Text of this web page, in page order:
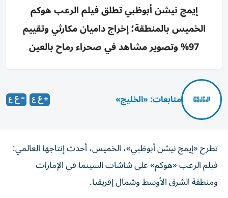
إيمج نيشن أبوظبي تطلق فيلم الرعب هوكم
الخميس بالمنطقة؛ إخراج داميان مكارثي وتقييم
97% وتصوير مشاهد في صحراء رماح بالعين
متابعات: «الخليج»
تطرح «إيمج نيشن أبوظبي»، الخميس، أحدث إنتاجها العالمي:
فيلم الرعب «هوكم» على شاشات السينما في الإمارات
ومنطقة الشرق الأوسط وشمال إفريقيا.